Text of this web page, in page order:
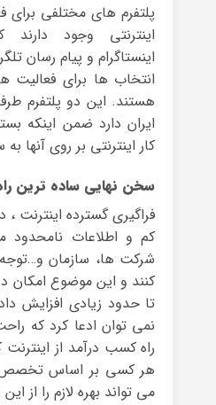
پلتفرم های مختلفی
اینترنتی وجود
اینستاگرام و پیام رسان
انتخاب ها برای فعالیت
هستند. این دو پلتفرم
ایران دارد ضمن اینکه
کار اینترنتی بر روی آنها
سخن نهایی ساده ترین
فراگیری گسترده اینترنت
کم و اطلاعات نامحدود
شرکت ها، سازمان
کنند و این موضوع امکان
تا حدود زیادی افزایش
نمی توان ادعا کرد که
راه کسب درآمد از
هر کسی بر اساس تخصص
می تواند بهره لازم را از